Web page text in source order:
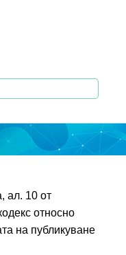
ал. 10 от
относно
на публикуване